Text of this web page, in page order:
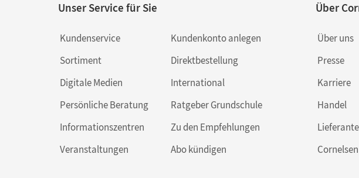
Unser Service für Sie
Kundenservice
Sortiment
Digitale Medien
Persönliche Beratung
Informationszentren
Veranstaltungen
Kundenkonto anlegen
Direktbestellung
International
Ratgeber Grundschule
Zu den Empfehlungen
Abo kündigen
Über
Über uns
Presse
Karriere
Handel